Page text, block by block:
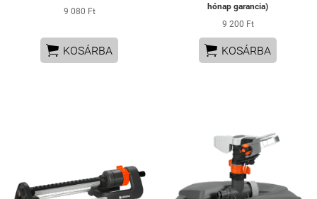
9 080 Ft
 KOSÁRBA
hónap garancia)
9 200 Ft
 KOSÁRBA